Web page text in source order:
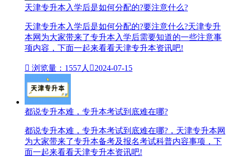
天津专升本入学后是如何分配的?要注意什么?
天津专升本入学后是如何分配的?要注意什么?天津专升
本网为大家带来了专升本入学后需要知道的一些注意事
项内容，下面一起来看看天津专升本资讯吧!
 浏览量：1557人 2024-07-15
都说专升本难，专升本考试到底难在哪?
都说专升本难，专升本考试到底难在哪?，天津专升本网
为大家带来了专升本备考及报名考试科普内容事项，下
面一起来看看天津专升本资讯吧!